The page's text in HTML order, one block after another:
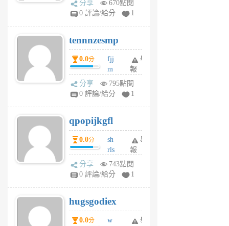
sr
6
個
月
前
分享
670點閱
0 評論/給分
1
tennnzesmp
0.0分
fjj
m
w
rs
6
個
月
前
舉
報
分享
795點閱
0 評論/給分
1
qpopijkgfl
0.0分
sh
rls
k
m
6
個
月
舉
報
分享
743點閱
0 評論/給分
1
hugsgodiex
0.0分
w
舉